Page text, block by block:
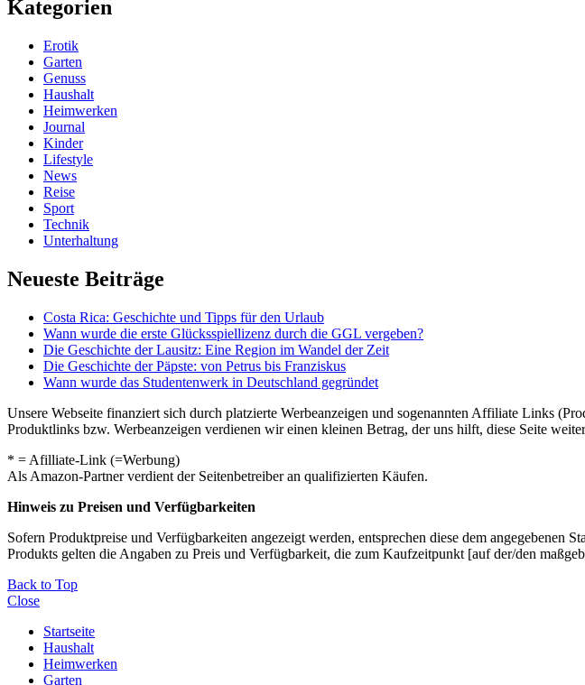
Kategorien
Erotik
Garten
Genuss
Haushalt
Heimwerken
Journal
Kinder
Lifestyle
News
Reise
Sport
Technik
Unterhaltung
Neueste Beiträge
Costa Rica: Geschichte und Tipps für den Urlaub
Wann wurde die erste Glücksspiellizenz durch die GGL vergeben?
Die Geschichte der Lausitz: Eine Region im Wandel der Zeit
Die Geschichte der Päpste: von Petrus bis Franziskus
Wann wurde das Studentenwerk in Deutschland gegründet
Unsere Webseite finanziert sich durch platzierte Werbeanzeigen und sogenannten Affiliate Links
Produktlinks bzw. Werbeanzeigen verdienen wir einen kleinen Betrag, der uns hilft, diese Seite
* = Afilliate-Link (=Werbung)
Als Amazon-Partner verdient der Seitenbetreiber an qualifizierten Käufen.
Hinweis zu Preisen und Verfügbarkeiten
Sofern Produktpreise und Verfügbarkeiten angezeigt werden, entsprechen diese dem
Produkts gelten die Angaben zu Preis und Verfügbarkeit, die zum Kaufzeitpunkt [auf der/den
Back to Top
Close
Startseite
Haushalt
Heimwerken
Garten